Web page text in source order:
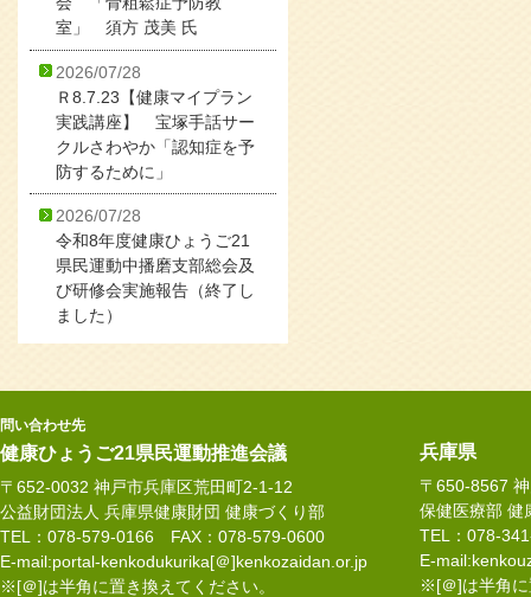
室」 須方 茂美 氏
2026/07/28
Ｒ8.7.23【健康マイプラン
実践講座】 宝塚手話サー
クルさわやか「認知症を予
防するために」
2026/07/28
令和8年度健康ひょうご21
県民運動中播磨支部総会及
び研修会実施報告（終了し
ました）
問い合わせ先
健康ひょうご21県民運動推進会議
〒652-0032 神戸市兵庫区荒田町2-1-12
公益財団法人 兵庫県健康財団 健康づくり部
TEL：078-579-0166 FAX：078-579-0600
E-mail:portal-kenkodukurika[＠]kenkozaidan.or.jp
※[＠]は半角に置き換えてください。
兵庫県
〒650-8567
保健医療部 健
TEL：078-
E-
※[＠]は半角に